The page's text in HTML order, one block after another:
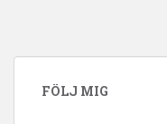
FÖLJ MIG